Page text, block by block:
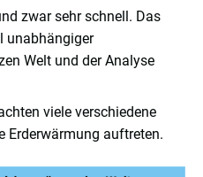
zwar sehr schnell. Das
unabhängiger
Welt und der Analyse
viele verschiedene
Erderwärmung auftreten.